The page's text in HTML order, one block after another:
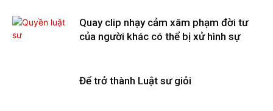
Quay clip nhạy cảm xâm phạm đời tư
của người khác có thể bị xử hình sự
Để trở thành Luật sư giỏi